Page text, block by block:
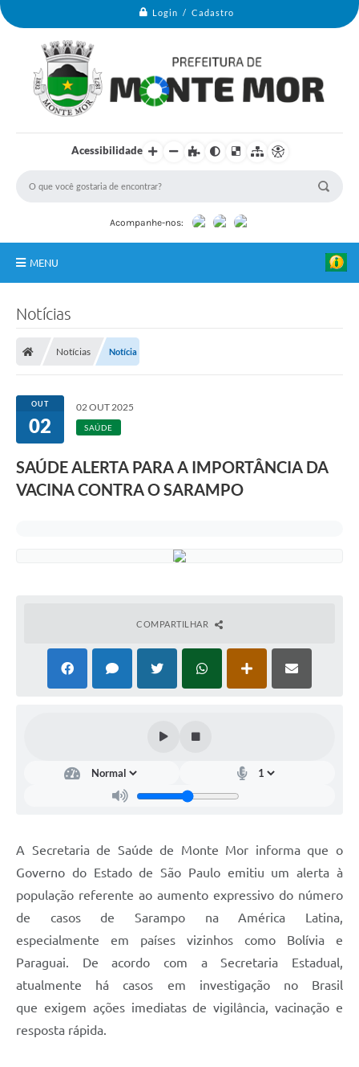
Login / Cadastro
Acessibilidade
Acompanhe-nos:
MENU
Portal do Cidadão
Links Úteis
Editais
A Prefeitura
Audiências Públicas
Plano Diretor - Projetos
Arquivos para Download
SIC
Notícias
Notícias Notícia
OUT
02
02 OUT 2025
SAÚDE
SAÚDE ALERTA PARA A IMPORTÂNCIA DA
VACINA CONTRA O SARAMPO
COMPARTILHAR
A Secretaria de Saúde de Monte Mor informa que o
Governo do Estado de São Paulo emitiu um alerta à
população referente ao aumento expressivo do número
de casos de Sarampo na América Latina,
especialmente em países vizinhos como Bolívia e
Paraguai. De acordo com a Secretaria Estadual,
atualmente há casos em investigação no Brasil
que exigem ações imediatas de vigilância, vacinação e
resposta rápida.